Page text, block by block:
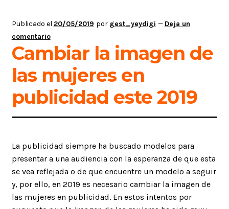
Publicado el 20/05/2019 por gest_yeydigi — Deja un
comentario
Cambiar la imagen de
las mujeres en
publicidad este 2019
La publicidad siempre ha buscado modelos para
presentar a una audiencia con la esperanza de que esta
se vea reflejada o de que encuentre un modelo a seguir
y, por ello, en 2019 es necesario cambiar la imagen de
las mujeres en publicidad. En estos intentos por